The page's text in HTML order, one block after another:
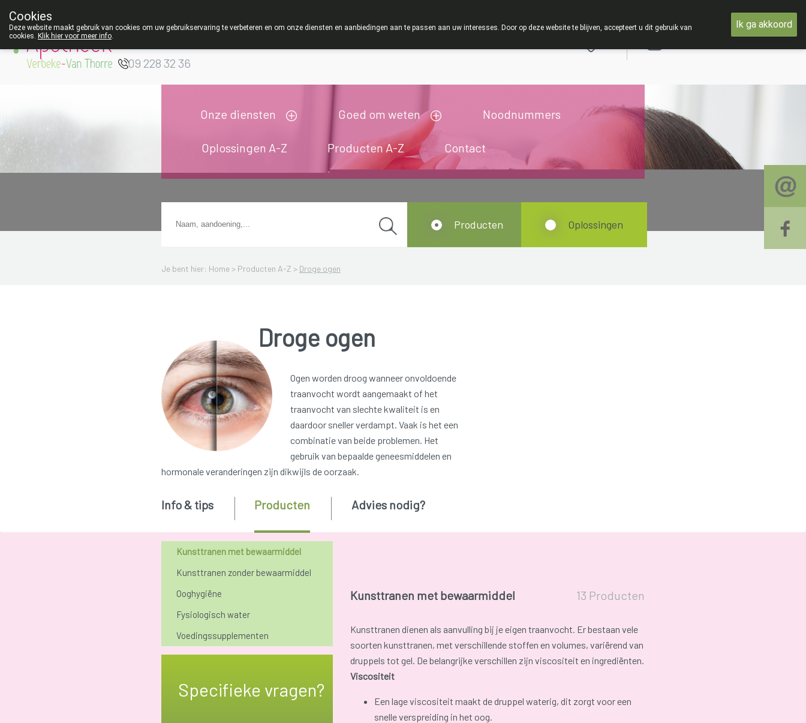
Apotheek Verbeke
09 228 32 36
Onze diensten Goed om weten Noodnummers
Oplossingen A-Z Producten A-Z Contact
Je bent hier: Home > Producten A-Z > Droge ogen
Producten Oplossingen
Droge ogen
Ogen worden droog wanneer onvoldoende
traanvocht wordt aangemaakt of het
traanvocht van slechte kwaliteit is en
daardoor sneller verdampt. Vaak is het een
combinatie van beide problemen. Het
gebruik van bepaalde geneesmiddelen en
hormonale veranderingen zijn dikwijls de oorzaak.
Kunsttranen met bewaarmiddel
Kunsttranen zonder bewaarmiddel
Ooghygiëne
Fysiologisch water
Voedingssupplementen
Specifieke vragen?
Info & tips Producten Advies nodig?
Kunsttranen met bewaarmiddel 13 Producten
Kunsttranen dienen als aanvulling bij je eigen traanvocht. Er bestaan vele
soorten kunsttranen, met verschillende stoffen en volumes, variërend van
druppels tot gel. De belangrijke verschillen zijn viscositeit en ingrediënten.
Viscositeit
Een lage viscositeit maakt de druppel waterig, dit zorgt voor een
snelle verspreiding in het oog.
Cookies
Deze website maakt gebruik van cookies om uw gebruikservaring te verbeteren en om onze diensten en aanbiedingen aan te passen aan uw interesses. Door op deze website te blijven, accepteert u dit gebruik van
cookies. Klik hier voor meer info.
Ik ga akkoord